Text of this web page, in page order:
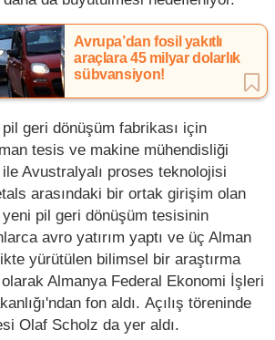
Avrupa’dan fosil yakıtlı
araçlara 45 milyar dolarlık
sübvansiyon!
geri dönüşüm fabrikası için
tesis ve makine mühendisliği
Avustralyalı proses teknolojisi
arasındaki bir ortak girişim olan
pil geri dönüşüm tesisinin
avro yatırım yaptı ve üç Alman
yürütülen bilimsel bir araştırma
Almanya Federal Ekonomi İşleri
fon aldı. Açılış töreninde
Olaf Scholz da yer aldı.